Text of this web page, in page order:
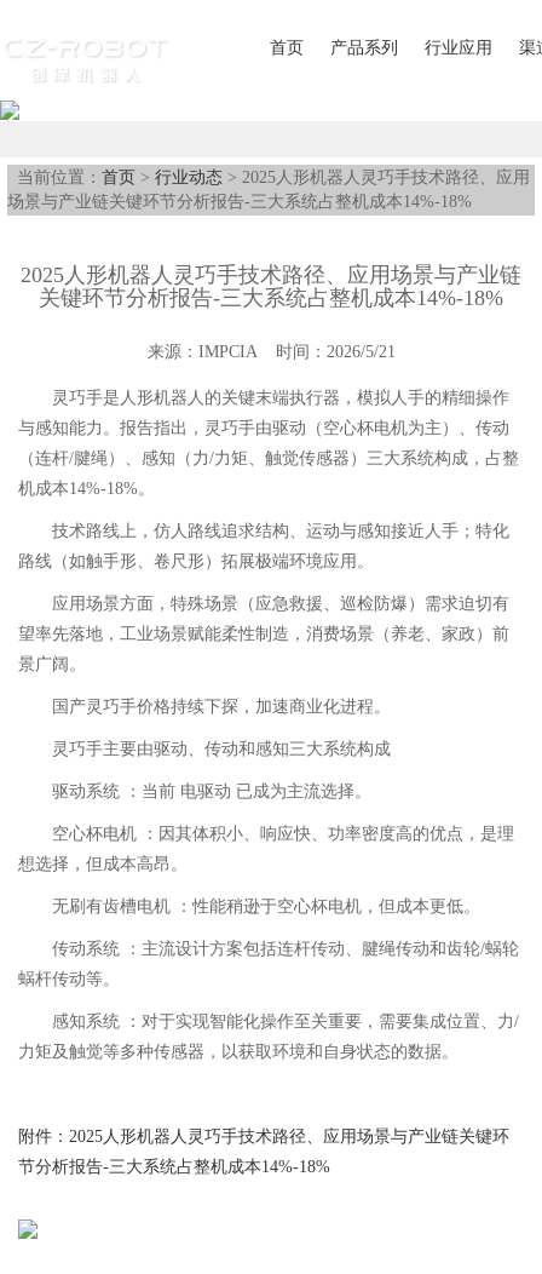
首页 产品系列 行业应用 渠
当前位置： 首页 > 行业动态 > 2025人形机器人灵巧手技术路径、应用
场景与产业链关键环节分析报告-三大系统占整机成本14%-18%
2025人形机器人灵巧手技术路径、应用场景与产业链
关键环节分析报告-三大系统占整机成本14%-18%
来源：IMPCIA 时间：2026/5/21
灵巧手是人形机器人的关键末端执行器，模拟人手的精细操作
与感知能力。报告指出，灵巧手由驱动（空心杯电机为主）、传动
（连杆/腱绳）、感知（力/力矩、触觉传感器）三大系统构成，占整
机成本14%-18%。
技术路线上，仿人路线追求结构、运动与感知接近人手；特化
路线（如触手形、卷尺形）拓展极端环境应用。
应用场景方面，特殊场景（应急救援、巡检防爆）需求迫切有
望率先落地，工业场景赋能柔性制造，消费场景（养老、家政）前
景广阔。
国产灵巧手价格持续下探，加速商业化进程。
灵巧手主要由驱动、传动和感知三大系统构成
驱动系统 ：当前 电驱动 已成为主流选择。
空心杯电机 ：因其体积小、响应快、功率密度高的优点，是理
想选择，但成本高昂。
无刷有齿槽电机 ：性能稍逊于空心杯电机，但成本更低。
传动系统 ：主流设计方案包括连杆传动、腱绳传动和齿轮/蜗轮
蜗杆传动等。
感知系统 ：对于实现智能化操作至关重要，需要集成位置、力/
力矩及触觉等多种传感器，以获取环境和自身状态的数据。
附件：2025人形机器人灵巧手技术路径、应用场景与产业链关键环
节分析报告-三大系统占整机成本14%-18%